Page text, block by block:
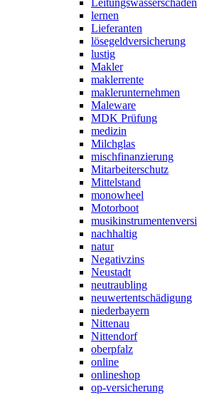
Leitungswasserschaden
lernen
Lieferanten
lösegeldversicherung
lustig
Makler
maklerrente
maklerunternehmen
Maleware
MDK Prüfung
medizin
Milchglas
mischfinanzierung
Mitarbeiterschutz
Mittelstand
monowheel
Motorboot
nachhaltig
natur
Negativzins
Neustadt
neutraubling
neuwertentschädigung
niederbayern
Nittenau
Nittendorf
oberpfalz
online
onlineshop
op-versicherung